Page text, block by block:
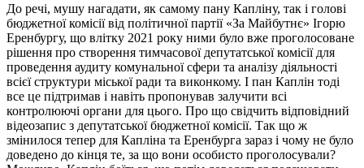
До речі, мушу нагадати, як самому пану Капліну, так і голові
бюджетної комісії від політичної партії «За Майбутнє» Ігорю
Еренбургу, що влітку 2021 року ними було вже проголосоване
рішення про створення тимчасової депутатської комісії для
проведення аудиту комунальної сфери та аналізу діяльності
всієї структури міської ради та виконкому. І пан Каплін тоді
все це підтримав і навіть пропонував залучити всі
контролюючі органи для цього. Про що свідчить відповідний
відеозапис з депутатської бюджетної комісії. Так що ж
змінилося тепер для Капліна та Еренбурга зараз і чому не було
доведено до кінця те, за що вони особисто проголосували?